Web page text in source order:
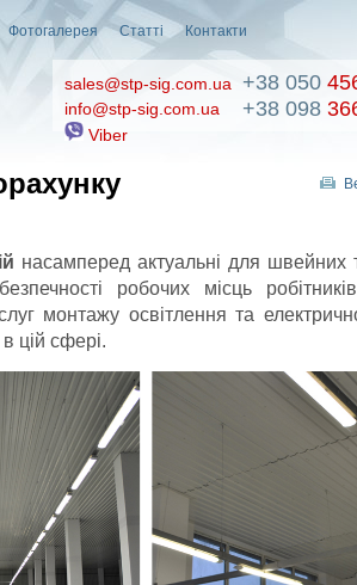
Фотогалерея Статті Контакти
sales@stp-sig.com.ua
info@stp-sig.com.ua
Viber
+38 050
+38 098
насамперед актуальні для швейних
робочих місць
монтажу освітлення та
в цій сфері.